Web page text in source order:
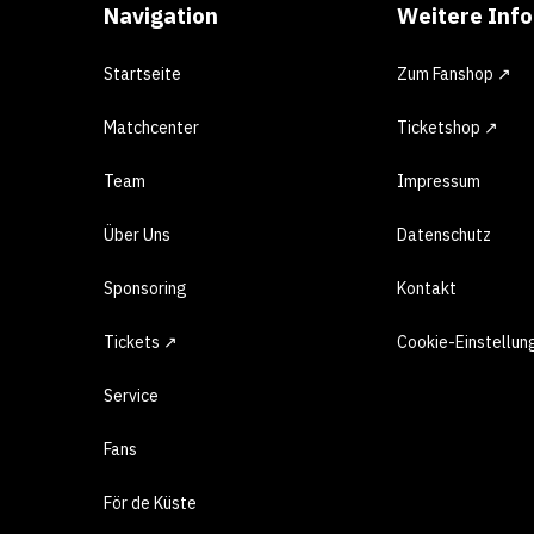
Navigation
Startseite
Matchcenter
Team
Über Uns
Sponsoring
Tickets ↗
Service
Fans
För de Küste
Weitere
Zum Fanshop ↗
Ticketshop ↗
Impressum
Datenschutz
Kontakt
Cookie-